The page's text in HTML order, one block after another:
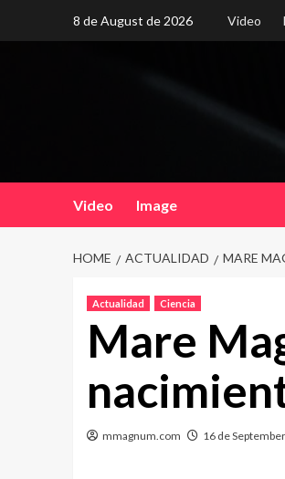
8 de August de 2026 Video
Video Image
HOME ACTUALIDAD MARE
Actualidad Ciencia
Mare
mmagnum.com 16 de